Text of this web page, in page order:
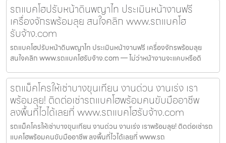
รถแบคโฮปรับหน้าดินพญาไท ประเมินหน้างานฟรี
เครื่องจักรพร้อมลุย สนใจคลิก www.รถแบคโฮ
รับจ้าง.com
รถแบคโฮปรับหน้าดินพญาไท ประเมินหน้างานฟรี เครื่องจักรพร้อมลุย
สนใจคลิก www.รถแบคโฮรับจ้าง.com — ไม่ว่าหน้างานจะแคบหรือดิ
รถแม็คโครให้เช่าบางขุนเทียน งานด่วน งานเร่ง เรา
พร้อมลุย! ติดต่อเช่ารถแบคโฮพร้อมคนขับมืออาชีพ
ลงพื้นที่ไวได้เลยที่ www.รถแบคโฮรับจ้าง.com
รถแม็คโครให้เช่าบางขุนเทียน งานด่วน งานเร่ง เราพร้อมลุย! ติดต่อเช่ารถ
แบคโฮพร้อมคนขับมืออาชีพ ลงพื้นที่ไวได้เลยที่ www.รถ